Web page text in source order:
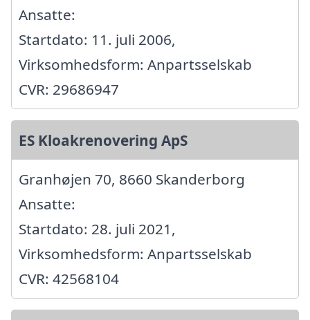
Ansatte:
Startdato: 11. juli 2006,
Virksomhedsform: Anpartsselskab
CVR: 29686947
ES Kloakrenovering ApS
Granhøjen 70, 8660 Skanderborg
Ansatte:
Startdato: 28. juli 2021,
Virksomhedsform: Anpartsselskab
CVR: 42568104